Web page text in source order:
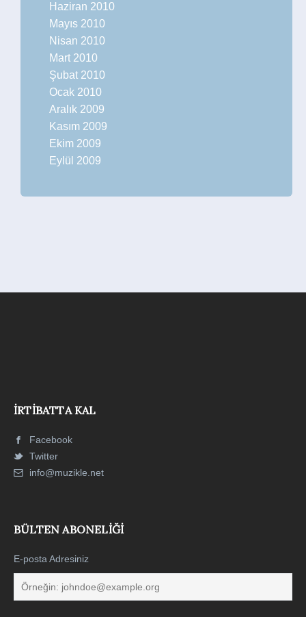
Haziran 2010
Mayıs 2010
Nisan 2010
Mart 2010
Şubat 2010
Ocak 2010
Aralık 2009
Kasım 2009
Ekim 2009
Eylül 2009
İRTIBATTA KAL
Facebook
Twitter
info@muzikle.net
BÜLTEN ABONELIĞI
E-posta Adresiniz